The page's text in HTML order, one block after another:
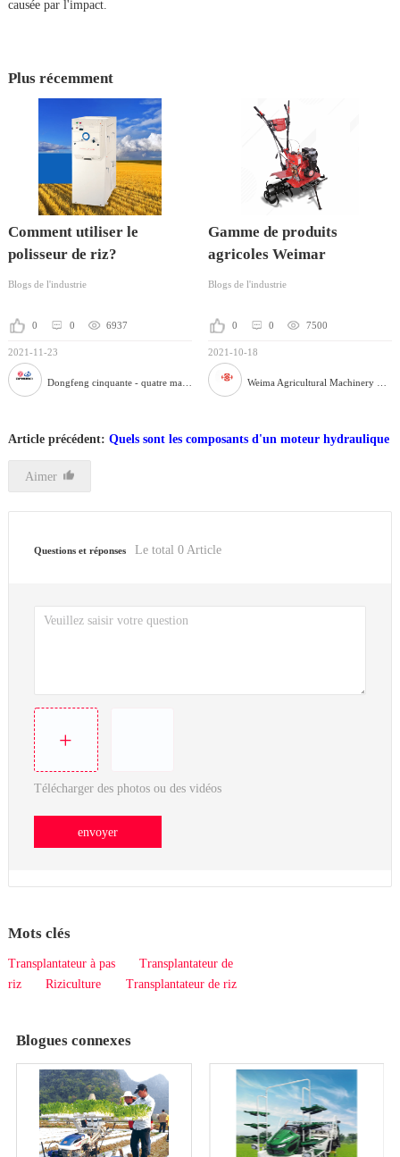
causée par l'impact.
Plus récemment
Comment utiliser le
polisseur de riz?
Blogs de l'industrie
0 0 6937
2021-11-23
Gamme de produits
agricoles Weimar
Blogs de l'industrie
0 0 7500
2021-10-18
Article précédent: Quels sont les composants d'un moteur hydraulique
Aimer
Questions et réponses Le total 0Article
+
Télécharger des photos ou des vidéos
envoyer
Mots clés
Transplantateur à pas
Transplantateur de
riz
Riziculture Transplantateur de riz
Blogues connexes